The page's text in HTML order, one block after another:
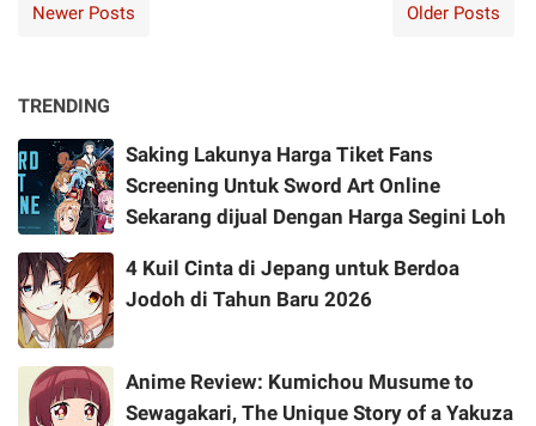
Newer Posts Older Posts
TRENDING
Saking Lakunya Harga Tiket Fans
Screening Untuk Sword Art Online
Sekarang dijual Dengan Harga Segini Loh
4 Kuil Cinta di Jepang untuk Berdoa
Jodoh di Tahun Baru 2026
Anime Review: Kumichou Musume to
Sewagakari, The Unique Story of a Yakuza